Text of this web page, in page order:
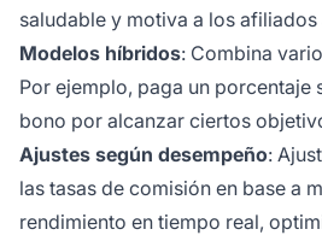
saludable y motiva a los
Modelos híbridos: Combina
Por ejemplo, paga un porcentaje
bono por alcanzar ciertos
Ajustes según desempeño:
las tasas de comisión en base a
rendimiento en tiempo real,